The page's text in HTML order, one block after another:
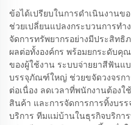
ข้อได้เปรียบในการดำเนินงาน
ช่วยเปลี่ยนแปลงกระบวนการท
จัดการทรัพยากรอย่างมีประสิท
ผลต่อทั้งองค์กร พร้อมยกระดับคุ
ของผู้ใช้งาน ระบบจ่ายยาสีฟัน
บรรจุภัณฑ์ใหญ่ ช่วยขจัดวงจรก
ต่อเนื่อง ลดเวลาที่พนักงานต้อง
สินค้า และการจัดการการทิ้งบ
บริการ ทีมแม่บ้านในธุรกิจบริกา